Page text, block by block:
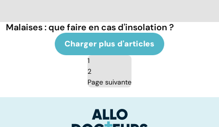
Malaises : que faire en cas d'insolation ?
Charger plus d'articles
1
2
Page suivante